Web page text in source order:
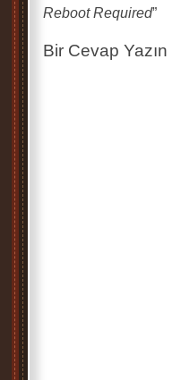
Reboot Required”
Bir Cevap Yazın